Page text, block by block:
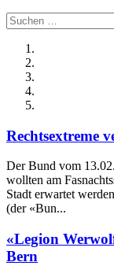
Suchen
nach:
Rechtsextreme
Der Bund vom
wollten am
Stadt erwartet
(der «Bun...
«Legion
Bern